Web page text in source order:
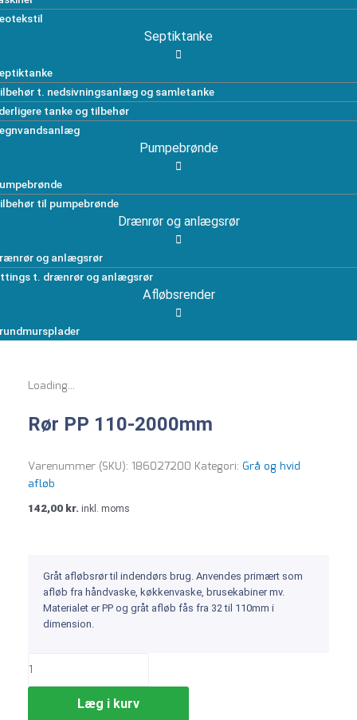
Septiktanke
t. nedsivningsanlæg og samletanke
tanke og tilbehør
Pumpebrønde
til pumpebrønde
Drænrør og anlægsrør
og anlægsrør
t. drænrør og anlægsrør
Afløbsrender
Loading...
Rør PP 110-2000mm
Varenummer (SKU): 186027200 Kategori: Grå og hvid
afløb
142,00 kr. inkl. moms
Gråt afløbsrør til indendørs brug. Anvendes primært som
afløb fra håndvaske, køkkenvaske, brusekabiner mv.
Materialet er PP og gråt afløb fås fra 32 til 110mm i
dimension.
Læg i kurv